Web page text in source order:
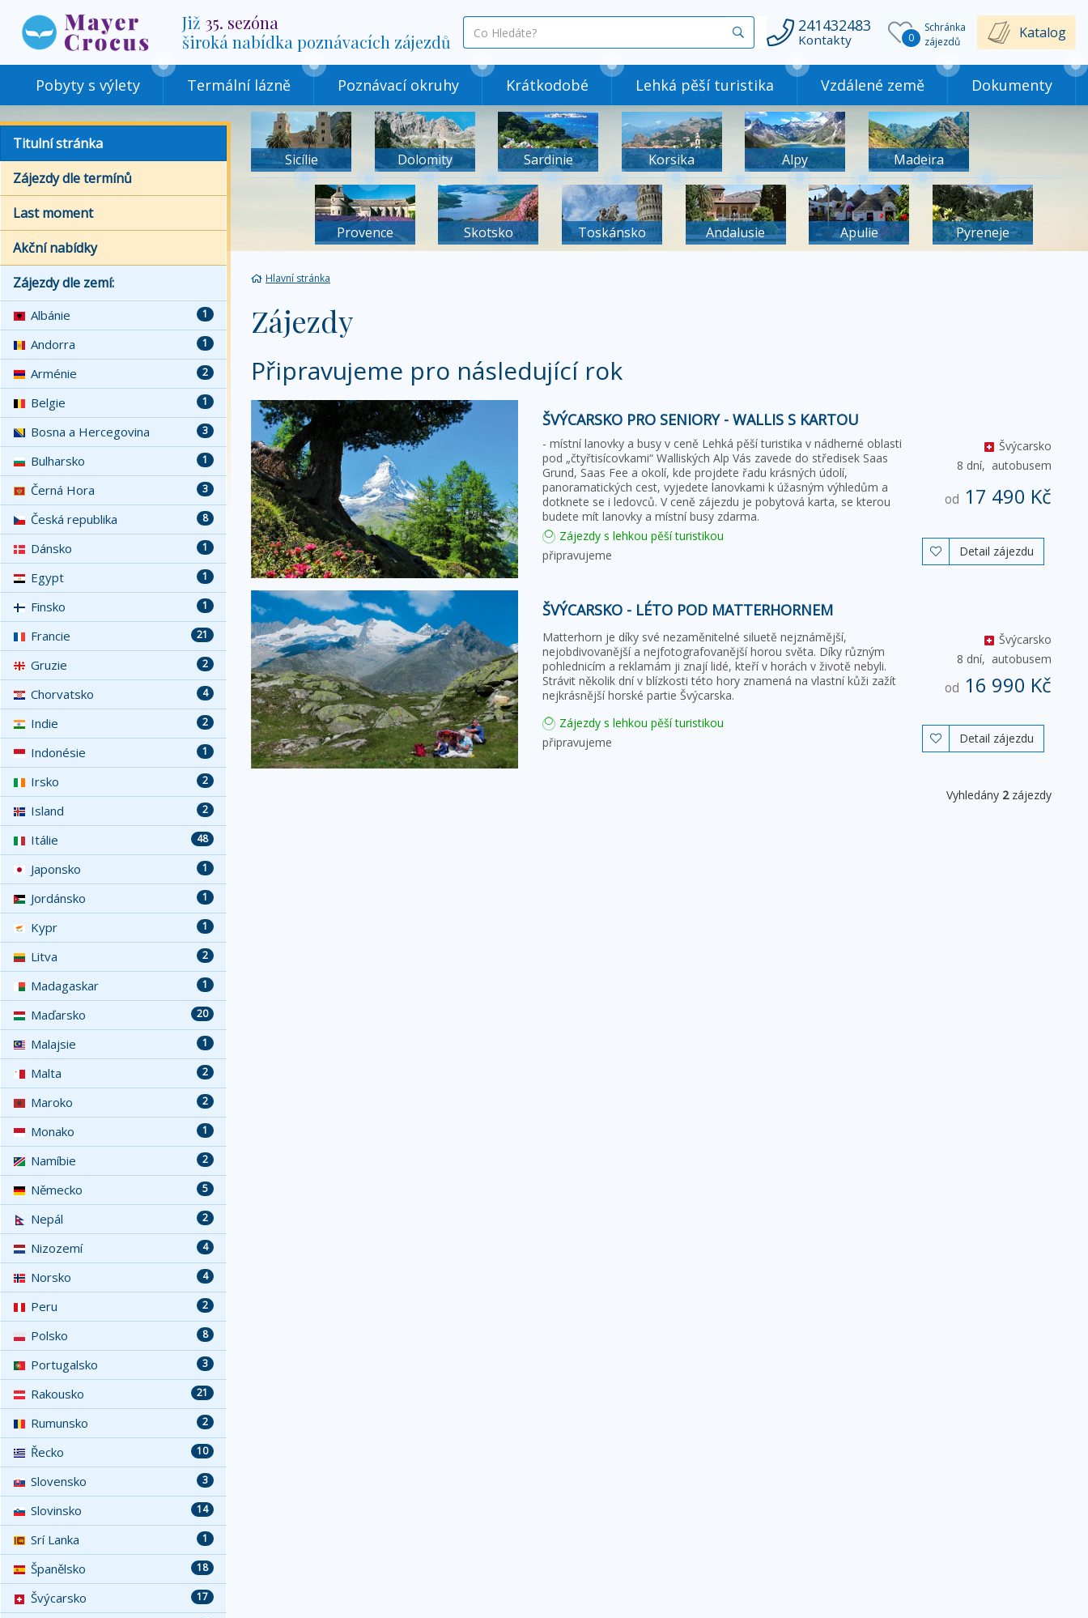
Již 35. sezóna
široká nabídka poznávacích zájezdů
co
hledáte
Vyhledat 241432483
Kontakty
Schránka
zájezdů
0 Katalog
Pobyty s výlety Termální lázně Poznávací okruhy Krátkodobé Lehká pěší turistika Vzdálené země Dokumenty
Sicílie Dolomity Sardinie Korsika Alpy Madeira
Provence Skotsko Toskánsko Andalusie Apulie Pyreneje
Hlavní stránka
Zájezdy
Připravujeme pro následující rok
ŠVÝCARSKO PRO SENIORY - WALLIS S KARTOU
- místní lanovky a busy v ceně Lehká pěší turistika v nádherné oblasti
pod „čtyřtisícovkami“ Walliských Alp Vás zavede do středisek Saas
Grund, Saas Fee a okolí, kde projdete řadu krásných údolí,
panoramatických cest, vyjedete lanovkami k úžasným výhledům a
dotknete se i ledovců. V ceně zájezdu je pobytová karta, se kterou
budete mít lanovky a místní busy zdarma.
Švýcarsko
8 dní, autobusem
od 17 490 Kč
Zájezdy s lehkou pěší turistikou
připravujeme
 Detail zájezdu
ŠVÝCARSKO - LÉTO POD MATTERHORNEM
Matterhorn je díky své nezaměnitelné siluetě nejznámější,
nejobdivovanější a nejfotografovanější horou světa. Díky různým
pohlednicím a reklamám ji znají lidé, kteří v horách v životě nebyli.
Strávit několik dní v blízkosti této hory znamená na vlastní kůži zažít
nejkrásnější horské partie Švýcarska.
Švýcarsko
8 dní, autobusem
od 16 990 Kč
Zájezdy s lehkou pěší turistikou
připravujeme
 Detail zájezdu
Vyhledány 2zájezdy
Titulní stránka
Zájezdy dle termínů
Last moment
Akční nabídky
Zájezdy dle zemí:
1
Albánie
1
Andorra
2
Arménie
1
Belgie
3
Bosna a Hercegovina
1
Bulharsko
3
Černá Hora
8
Česká republika
1
Dánsko
1
Egypt
1
Finsko
21
Francie
2
Gruzie
4
Chorvatsko
2
Indie
1
Indonésie
2
Irsko
2
Island
48
Itálie
1
Japonsko
1
Jordánsko
1
Kypr
2
Litva
1
Madagaskar
20
Maďarsko
1
Malajsie
2
Malta
2
Maroko
1
Monako
2
Namíbie
5
Německo
2
Nepál
4
Nizozemí
4
Norsko
2
Peru
8
Polsko
3
Portugalsko
21
Rakousko
2
Rumunsko
10
Řecko
3
Slovensko
14
Slovinsko
1
Srí Lanka
18
Španělsko
17
Švýcarsko